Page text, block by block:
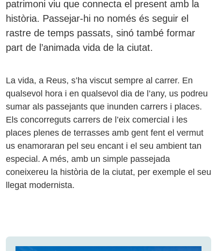
patrimoni viu que connecta el present amb la
història. Passejar-hi no només és seguir el
rastre de temps passats, sinó també formar
part de l’animada vida de la ciutat.
La vida, a Reus, s’ha viscut sempre al carrer. En
qualsevol hora i en qualsevol dia de l’any, us podreu
sumar als passejants que inunden carrers i places.
Els concorreguts carrers de l’eix comercial i les
places plenes de terrasses amb gent fent el vermut
us enamoraran pel seu encant i el seu ambient tan
especial. A més, amb un simple passejada
coneixereu la història de la ciutat, per exemple el seu
llegat modernista.